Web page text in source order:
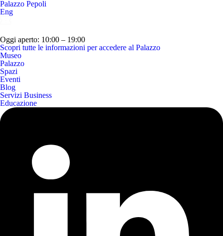
Palazzo Pepoli
Eng
Oggi aperto: 10:00 – 19:00
Scopri tutte le informazioni per accedere al Palazzo
Museo
Palazzo
Spazi
Eventi
Blog
Servizi Business
Educazione